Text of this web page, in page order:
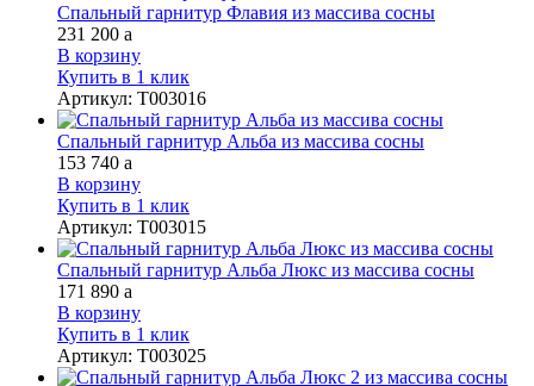
Спальный гарнитур Флавия из массива сосны
231 200 a
В корзину
Купить в 1 клик
Артикул: Т003016
Спальный гарнитур Альба из массива сосны
153 740 a
В корзину
Купить в 1 клик
Артикул: Т003015
Спальный гарнитур Альба Люкс из массива сосны
171 890 a
В корзину
Купить в 1 клик
Артикул: Т003025